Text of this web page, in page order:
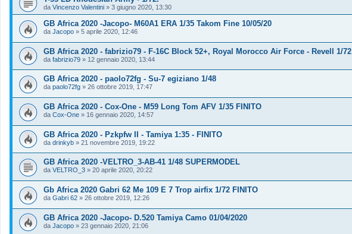
da Vincenzo Valentini » 3 giugno 2020, 13:30
GB Africa 2020 -Jacopo- M60A1 ERA 1/35 Takom Fine 10/05/20
da Jacopo » 5 aprile 2020, 12:46
GB Africa 2020 - fabrizio79 - F-16C Block 52+, Royal Morocco Air Force - Revell 1/72
da fabrizio79 » 12 gennaio 2020, 13:44
GB Africa 2020 - paolo72fg - Su-7 egiziano 1/48
da paolo72fg » 26 ottobre 2019, 17:47
GB Africa 2020 - Cox-One - M59 Long Tom AFV 1/35 FINITO
da Cox-One » 16 gennaio 2020, 14:57
GB Africa 2020 - Pzkpfw II - Tamiya 1:35 - FINITO
da drinkyb » 21 novembre 2019, 19:22
GB Africa 2020 -VELTRO_3-AB-41 1/48 SUPERMODEL
da VELTRO_3 » 20 aprile 2020, 20:22
Gb Africa 2020 Gabri 62 Me 109 E 7 Trop airfix 1/72 FINITO
da Gabri 62 » 26 ottobre 2019, 12:26
GB Africa 2020 -Jacopo- D.520 Tamiya Camo 01/04/2020
da Jacopo » 23 gennaio 2020, 21:06